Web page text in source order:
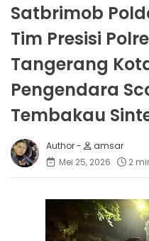
Satbrimob
Tim Presisi
Tangerang
Pengendara
Tembakau
amsar
Mei 25, 2026
2